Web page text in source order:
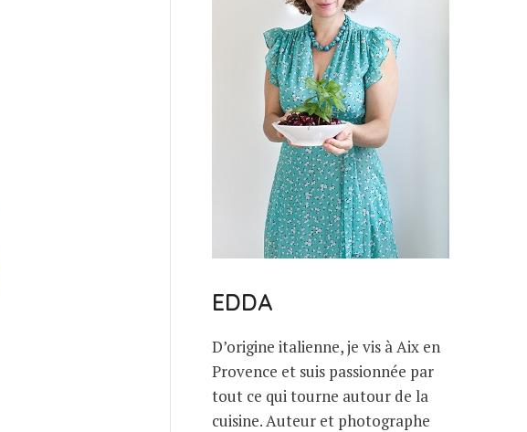
EDDA
D’origine italienne, je vis à Aix en
Provence et suis passionnée par
tout ce qui tourne autour de la
cuisine. Auteur et photographe